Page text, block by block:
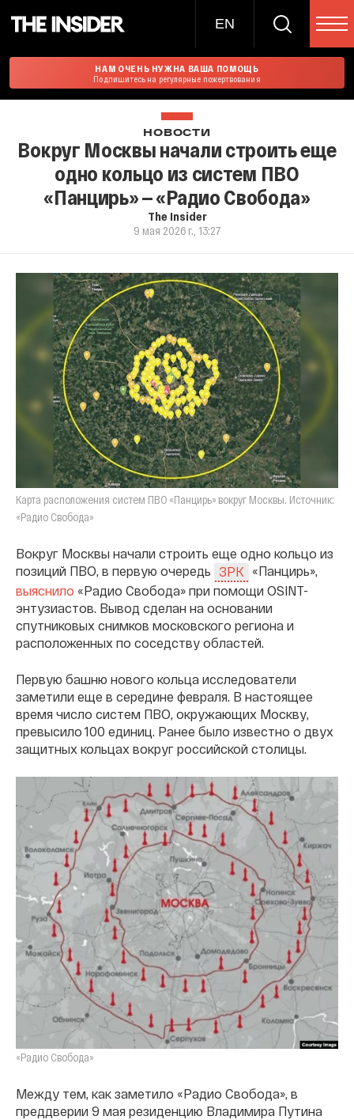
EN
НАМ ОЧЕНЬ НУЖНА ВАША ПОМОЩЬ
Подпишитесь на регулярные пожертвования
НОВОСТИ
Вокруг Москвы начали строить еще
одно кольцо из систем ПВО
«Панцирь» — «Радио Свобода»
The Insider
9 мая 2026 г., 13:27
Карта расположения систем ПВО «Панцирь» вокруг Москвы. Источник:
«Радио Свобода»
Вокруг Москвы начали строить еще одно кольцо из
позиций ПВО, в первую очередь
ЗРК
«Панцирь»,
выяснило «Радио Свобода» при помощи OSINT-
энтузиастов. Вывод сделан на основании
спутниковых снимков московского региона и
расположенных по соседству областей.
Первую башню нового кольца исследователи
заметили еще в середине февраля. В настоящее
время число систем ПВО, окружающих Москву,
превысило 100 единиц. Ранее было известно о двух
защитных кольцах вокруг российской столицы.
«Радио Свобода»
Между тем, как заметило «Радио Свобода», в
преддверии 9 мая резиденцию Владимира Путина